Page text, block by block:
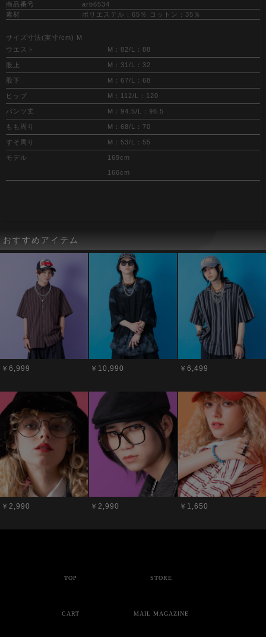
商品番号
arb6534
素材
ポリエステル：65％ コットン：35％
サイズ寸法(実寸/cm) M
ウエスト
M：82/L：88
股上 M：31/L：32
股下 M：67/L：68
ヒップ M：112/L：120
パンツ丈 M：94.5/L：96.5
もも周り M：68/L：70
すそ周り M：53/L：55
モデル 169cm
166cm
おすすめアイテム
￥6,999 ￥10,990 ￥6,499
￥2,990 ￥2,990 ￥1,650
TOP STORE
CART MAIL MAGAZINE